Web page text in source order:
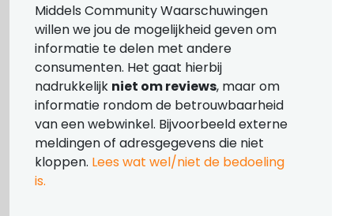
Middels Community Waarschuwingen
willen we jou de mogelijkheid geven om
informatie te delen met andere
consumenten. Het gaat hierbij
nadrukkelijk niet om reviews, maar om
informatie rondom de betrouwbaarheid
van een webwinkel. Bijvoorbeeld externe
meldingen of adresgegevens die niet
kloppen. Lees wat wel/niet de bedoeling
is.